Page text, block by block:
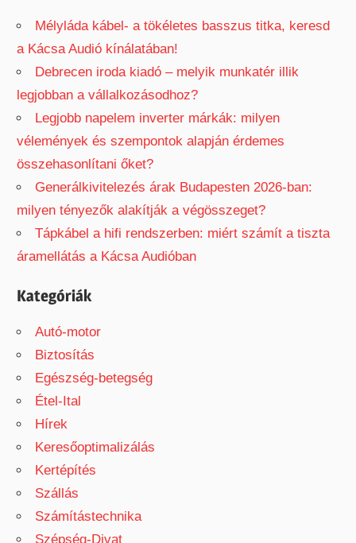
Mélyláda kábel- a tökéletes basszus titka, keresd
a Kácsa Audió kínálatában!
Debrecen iroda kiadó – melyik munkatér illik
legjobban a vállalkozásodhoz?
Legjobb napelem inverter márkák: milyen
vélemények és szempontok alapján érdemes
összehasonlítani őket?
Generálkivitelezés árak Budapesten 2026-ban:
milyen tényezők alakítják a végösszeget?
Tápkábel a hifi rendszerben: miért számít a tiszta
áramellátás a Kácsa Audióban
Kategóriák
Autó-motor
Biztosítás
Egészség-betegség
Étel-Ital
Hírek
Keresőoptimalizálás
Kertépítés
Szállás
Számítástechnika
Szépség-Divat